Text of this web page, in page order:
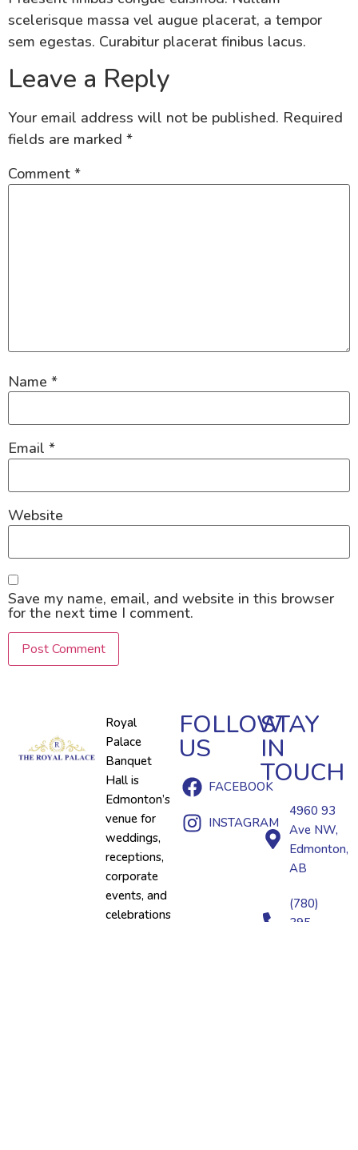
scelerisque massa vel augue placerat, a tempor
sem egestas. Curabitur placerat finibus lacus.
Leave a Reply
Your email address will not be published. Required
fields are marked *
Comment *
Name *
Email *
Website
Save my name, email, and website in this browser
for the next time I comment.
Royal
Palace
Banquet
Hall is
Edmonton’s
venue for
weddings,
receptions,
corporate
events, and
celebrations
FOLLOW
US
FACEBOOK
INSTAGRAM
STAY
IN
TOUCH
4960 93
Ave NW,
Edmonton,
AB
(780)
395-